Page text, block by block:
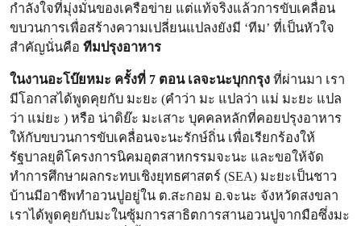
กำลังใจที่มุ่งมั่นของเครือข่าย แต่แท้จริงแล้วการขับเคลื่อน
ขบวนการเพื่อสร้างความเปลี่ยนแปลงยังมี ‘ทีม’ ที่เป็นหัวใจ
สำคัญนั่นคือ ทีมปรุงอาหาร
ในงานอะโบ๊ยหมะ ครั้งที่ 7 ตอน เลจะนะบุกกรุง ที่ผ่านมา เรา
มีโอกาสได้พูดคุยกับ มะยะ (คำว่า มะ แปลว่า แม่ มะยะ แปล
ว่า แม่ยะ ) หรือ น่าดิย๊ะ มะเสาะ บุคคลหลักที่คอยปรุงอาหาร
ให้กับขบวนการขับเคลื่อนจะนะรักษ์ถิ่น เพื่อเรียกร้องให้
รัฐบาลยุติโครงการนิคมอุตสาหกรรมจะนะ และขอให้จัด
ทำการศึกษาผลกระทบเชิงยุทธศาสตร์ (SEA) มะยะเป็นชาว
บ้านมีอาชีพทำอวนปูอยู่ใน ต.สะกอม อ.จะนะ จังหวัดสงขลา
เราได้พูดคุยกับมะในซุ้มการสาธิตการสานอวนปูจากมือซึ่งมะ